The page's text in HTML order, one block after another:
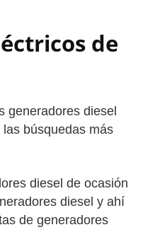
de
generadores diesel
búsquedas más
diesel de ocasión
diesel y ahí
de generadores